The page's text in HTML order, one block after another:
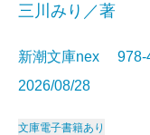
三川みり／著
新潮文庫nex
2026/08/28
文庫電子書籍あり